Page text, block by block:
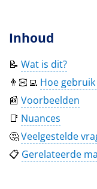
Inhoud
📝 Wat is dit?
👨🏻‍💻 Hoe
📰 Voorbeelden
📑 Nuances
🤔Veelgestelde
📋 Gerelateerde